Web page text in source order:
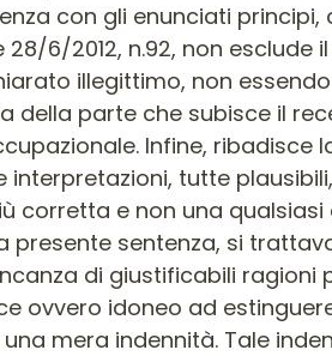
con gli enunciati principi,
6/2012, n.92, non
illegittimo, non
della parte che subisce il
Infine,
interpretazioni, tutte
corretta e non una
presente sentenza, si
di giustificabili
ovvero idoneo ad
mera indennità. Tale